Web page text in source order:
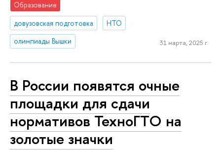
Образование
довузовская подготовка
НТО
олимпиады Вышки
31 марта, 2025 г.
В России появятся очные
площадки для сдачи
нормативов ТехноГТО на
золотые значки